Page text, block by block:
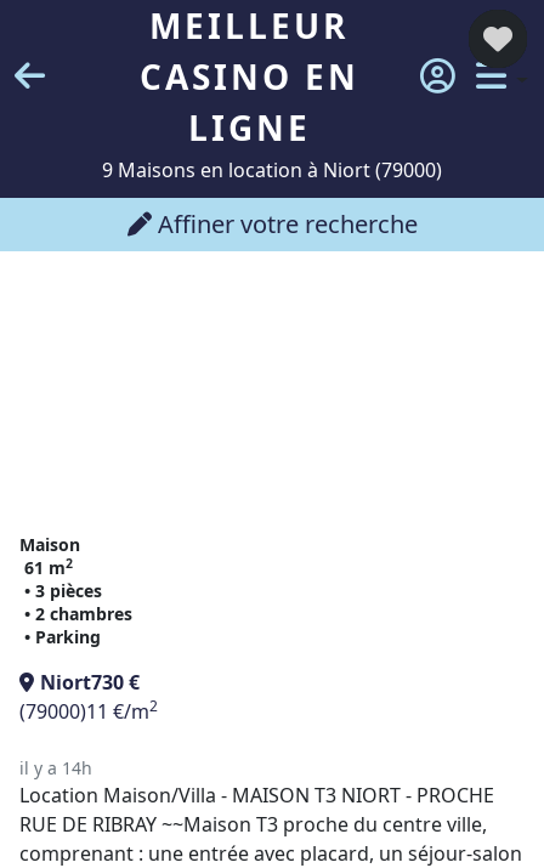
MEILLEUR
CASINO EN
LIGNE
9 Maisons en location à Niort (79000)
Affiner votre recherche
Maison
61 m2
• 3 pièces
• 2 chambres
• Parking
Niort730 €
(79000)11 €/m2
il y a 14h
Location Maison/Villa - MAISON T3 NIORT - PROCHE
RUE DE RIBRAY ~~Maison T3 proche du centre ville,
comprenant : une entrée avec placard, un séjour-salon